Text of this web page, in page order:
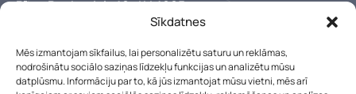
Sīkdatnes
Mēs izmantojam sīkfailus, lai personalizētu saturu un reklāmas,
nodrošinātu sociālo saziņas līdzekļu funkcijas un analizētu mūsu
datplūsmu. Informāciju par to, kā jūs izmantojat mūsu vietni, mēs arī
Rīga, Rankas iela 10,, LV-1005
+371 29150222
lebens@lebens.lv
Mūsu darba laiks